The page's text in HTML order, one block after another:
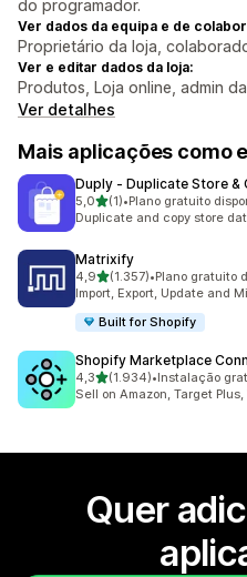
do programador.
Ver dados da equipa e de
Proprietário da loja,
Ver e editar dados da loja:
Produtos, Loja online, admin
Ver detalhes
Mais aplicações como
Duply ‑ Duplicate Store &
5,0de 5 estrelas
(1)
1 total de avaliações
•Plano gratuito
Duplicate and copy store
Matrixify
4,9de 5 estrelas
(1.357)
1357 total de avaliações
•Plano gratuito
Import, Export, Update and
Built for Shopify
Shopify Marketplace
4,3de 5 estrelas
(1.934)
1934 total de avaliações
•Instalação
Sell on Amazon, Target
Quer